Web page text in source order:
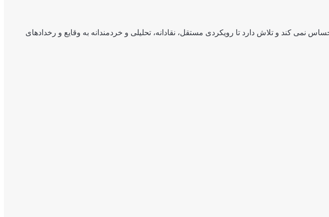
کند و تلاش دارد تا رویکردی مستقل، نقادانه، تحلیلی و خردمندانه به وقایع و رخدادهای